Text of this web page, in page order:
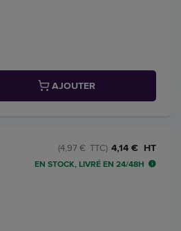
AJOUTER
4,14 € HT
(4,97 € TTC)
EN STOCK, LIVRÉ EN 24/48H